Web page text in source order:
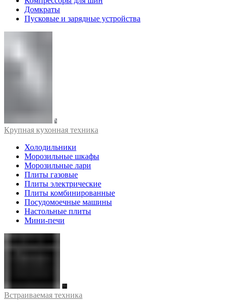
Домкраты
Пусковые и зарядные устройства
Крупная кухонная техника
Холодильники
Морозильные шкафы
Морозильные лари
Плиты газовые
Плиты электрические
Плиты комбинированные
Посудомоечные машины
Настольные плиты
Мини-печи
Встраиваемая техника